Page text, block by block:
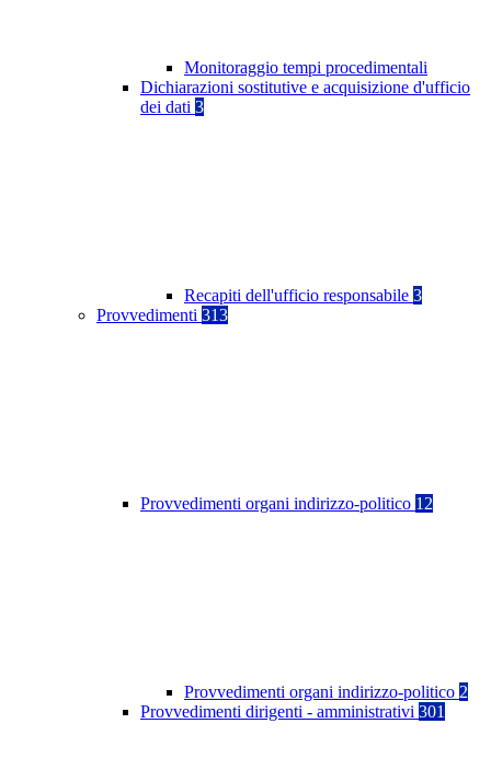
Monitoraggio tempi procedimentali
Dichiarazioni sostitutive e acquisizione d'ufficio
dei dati 3
Recapiti dell'ufficio responsabile 3
Provvedimenti 313
Provvedimenti organi indirizzo-politico 12
Provvedimenti organi indirizzo-politico 2
Provvedimenti dirigenti - amministrativi 301